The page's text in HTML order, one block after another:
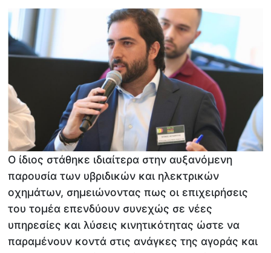
Ο ίδιος στάθηκε ιδιαίτερα στην αυξανόμενη
παρουσία των υβριδικών και ηλεκτρικών
οχημάτων, σημειώνοντας πως οι επιχειρήσεις
του τομέα επενδύουν συνεχώς σε νέες
υπηρεσίες και λύσεις κινητικότητας ώστε να
παραμένουν κοντά στις ανάγκες της αγοράς και